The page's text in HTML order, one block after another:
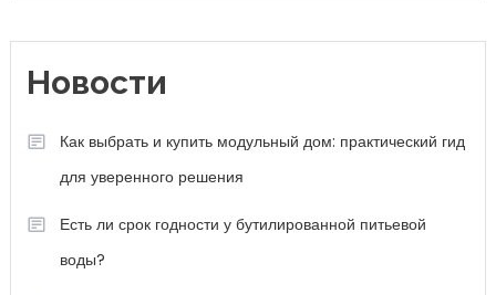
Новости
Как выбрать и купить модульный дом: практический гид
для уверенного решения
Есть ли срок годности у бутилированной питьевой
воды?